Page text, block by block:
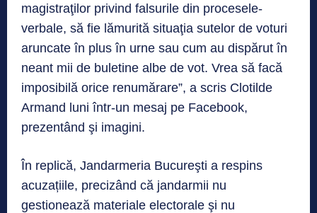
magistraţilor privind falsurile din procesele-
verbale, să fie lămurită situaţia sutelor de voturi
aruncate în plus în urne sau cum au dispărut în
neant mii de buletine albe de vot. Vrea să facă
imposibilă orice renumărare”, a scris Clotilde
Armand luni într-un mesaj pe Facebook,
prezentând şi imagini.
În replică, Jandarmeria Bucureşti a respins
acuzațiile, precizând că jandarmii nu
gestionează materiale electorale şi nu